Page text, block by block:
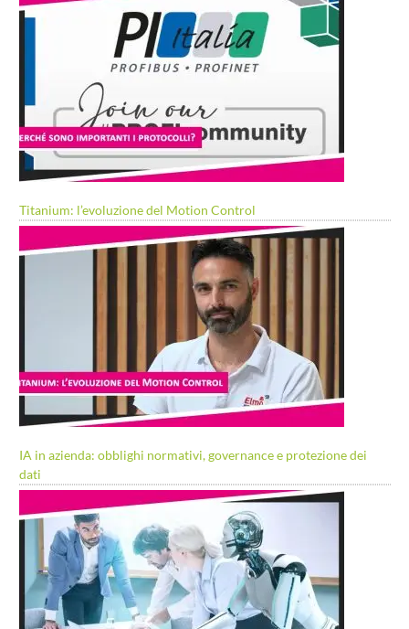
Titanium: l’evoluzione del Motion Control
IA in azienda: obblighi normativi, governance e protezione dei
dati